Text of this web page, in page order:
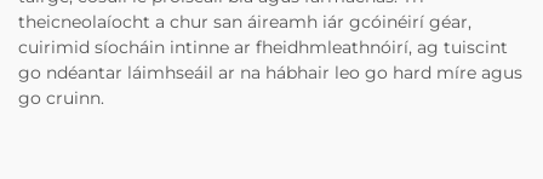
theicneolaíocht a chur san áireamh iár gcóinéirí géar,
cuirimid síocháin intinne ar fheidhmleathnóirí, ag tuiscint
go ndéantar láimhseáil ar na hábhair leo go hard míre agus
go cruinn.